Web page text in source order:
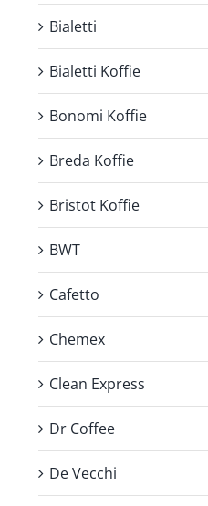
Bialetti
Bialetti Koffie
Bonomi Koffie
Breda Koffie
Bristot Koffie
BWT
Cafetto
Chemex
Clean Express
Dr Coffee
De Vecchi